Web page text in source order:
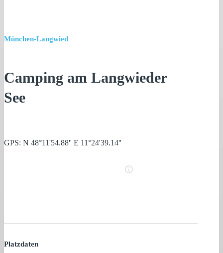
München-Langwied
Camping am Langwieder
See
GPS: N 48°11'54.88'' E 11°24'39.14''
Platzdaten